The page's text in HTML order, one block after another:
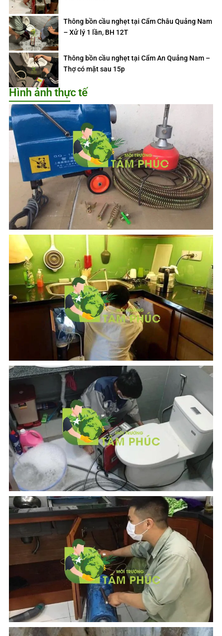
Thông bồn cầu nghẹt tại Cẩm Châu Quảng Nam
– Xử lý 1 lần, BH 12T
Thông bồn cầu nghẹt tại Cẩm An Quảng Nam –
Thợ có mặt sau 15p
Hình ảnh thực tế